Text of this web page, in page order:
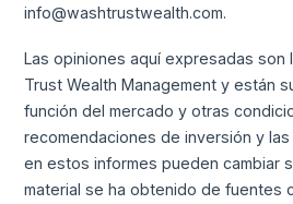
info@washtrustwealth.com.
Las opiniones aquí expresadas son
Trust Wealth Management y están
función del mercado y otras
recomendaciones de inversión y
en estos informes pueden cambiar
material se ha obtenido de fuentes